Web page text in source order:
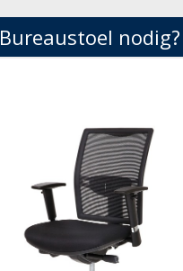
Bureaustoel nodig?